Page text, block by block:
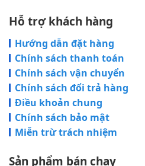
Hỗ trợ khách hàng
Hướng dẫn đặt hàng
Chính sách thanh toán
Chính sách vận chuyển
Chính sách đổi trả hàng
Điều khoản chung
Chính sách bảo mật
Miễn trừ trách nhiệm
Sản phẩm bán chạy